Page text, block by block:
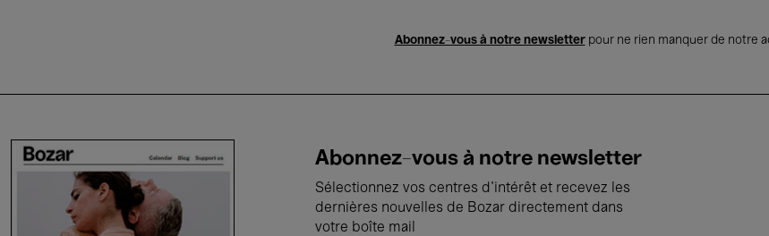
Abonnez-vous à notre newsletterpour ne rien manquer de notre
Abonnez-vous à notre newsletter
Sélectionnez vos centres d'intérêt et recevez les
dernières nouvelles de Bozar directement dans
votre boîte mail